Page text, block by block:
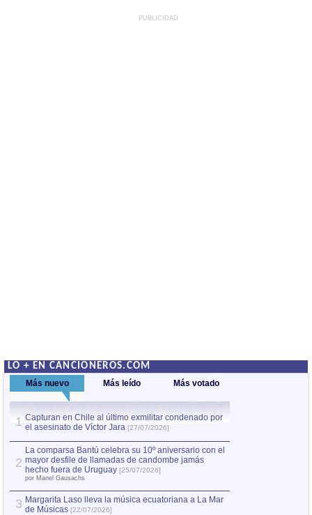
PUBLICIDAD
LO + EN CANCIONEROS.COM
Más nuevo Más leído Más votado
1 Capturan en Chile al último exmilitar condenado por
el asesinato de Víctor Jara [27/07/2026]
2
La comparsa Bantú celebra su 10º aniversario con el
mayor desfile de llamadas de candombe jamás
hecho fuera de Uruguay [25/07/2026]
por Manel Gausachs
3 Margarita Laso lleva la música ecuatoriana a La Mar
de Músicas [22/07/2026]